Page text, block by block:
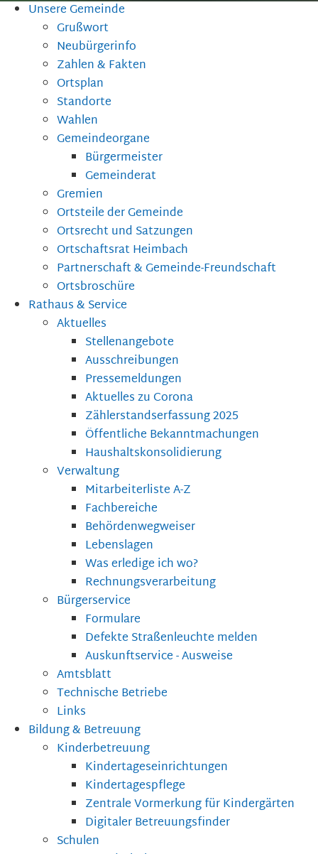
Unsere Gemeinde
Grußwort
Neubürgerinfo
Zahlen & Fakten
Ortsplan
Standorte
Wahlen
Gemeindeorgane
Bürgermeister
Gemeinderat
Gremien
Ortsteile der Gemeinde
Ortsrecht und Satzungen
Ortschaftsrat Heimbach
Partnerschaft & Gemeinde-Freundschaft
Ortsbroschüre
Rathaus & Service
Aktuelles
Stellenangebote
Ausschreibungen
Pressemeldungen
Aktuelles zu Corona
Zählerstandserfassung 2025
Öffentliche Bekanntmachungen
Haushaltskonsolidierung
Verwaltung
Mitarbeiterliste A-Z
Fachbereiche
Behördenwegweiser
Lebenslagen
Was erledige ich wo?
Rechnungsverarbeitung
Bürgerservice
Formulare
Defekte Straßenleuchte melden
Auskunftservice - Ausweise
Amtsblatt
Technische Betriebe
Links
Bildung & Betreuung
Kinderbetreuung
Kindertageseinrichtungen
Kindertagespflege
Zentrale Vormerkung für Kindergärten
Digitaler Betreuungsfinder
Schulen